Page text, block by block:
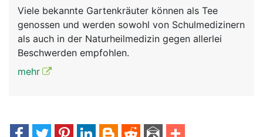
Viele bekannte Gartenkräuter können als Tee
genossen und werden sowohl von Schulmedizinern
als auch in der Naturheilmedizin gegen allerlei
Beschwerden empfohlen.
mehr